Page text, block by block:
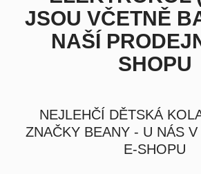
JSOU VČETNĚ
NAŠÍ
SHOPU
NEJLEHČÍ DĚTSKÁ
ZNAČKY BEANY - U NÁS
E-SHOPU